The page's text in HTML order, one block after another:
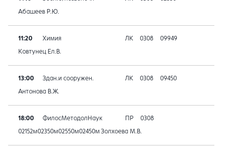
Абашеев Р.Ю.
11:20 Химия ЛК 0308 09949
Ковтунец Ел.В.
13:00 Здан.и сооружен. ЛК 0308 09450
Антонова В.Ж.
18:00 ФилосМетодолНаук ПР 0308
02152м02350м02550м02450м Золхоева М.В.